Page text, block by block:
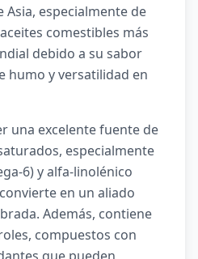
especialmente de
comestibles más
debido a su sabor
humo y versatilidad en
una excelente fuente de
especialmente
6) y alfa-linolénico
en un aliado
Además, contiene
compuestos con